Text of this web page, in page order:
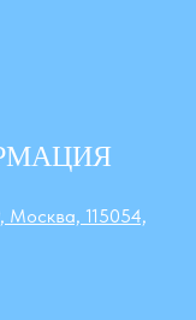
Москва, 115054,